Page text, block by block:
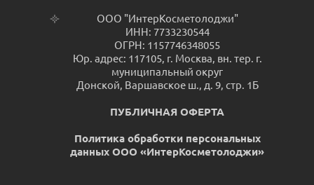
ООО "ИнтерКосметолоджи"
ИНН: 7733230544
ОГРН: 1157746348055
Юр. адрес: 117105, г. Москва, вн. тер. г.
муниципальный округ
Донской, Варшавское ш., д. 9, стр. 1Б
ПУБЛИЧНАЯ ОФЕРТА
Политика обработки персональных
данных ООО «ИнтерКосметолоджи»